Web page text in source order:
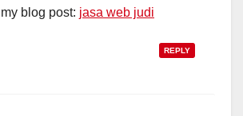
my blog post: jasa web judi
REPLY